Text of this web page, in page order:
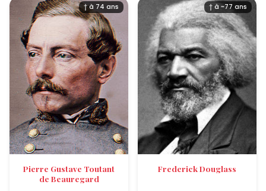
† à 74 ans
Pierre Gustave Toutant
de Beauregard
† à ~77 ans
Frederick Douglass